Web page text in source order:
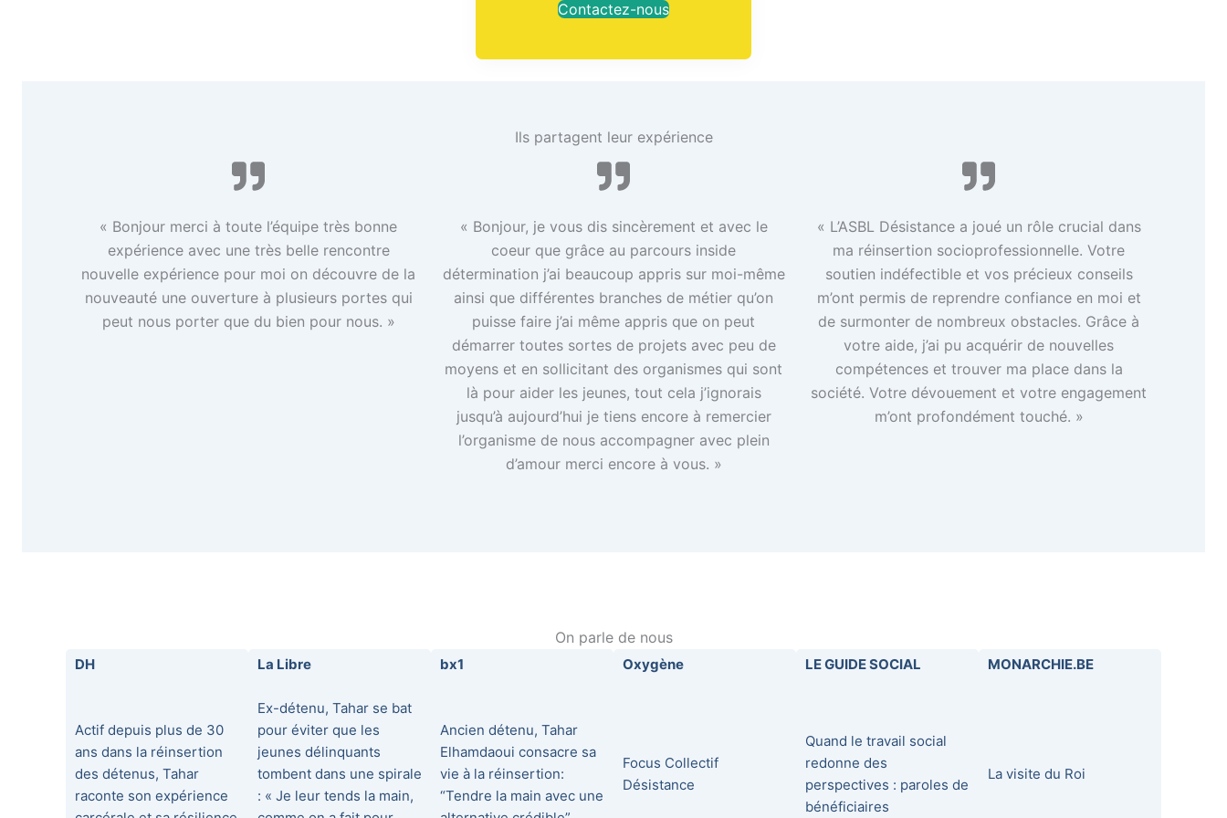
Contactez-nous
Ils partagent leur expérience
« Bonjour merci à toute l’équipe très bonne
expérience avec une très belle rencontre
nouvelle expérience pour moi on découvre de la
nouveauté une ouverture à plusieurs portes qui
peut nous porter que du bien pour nous. »
« Bonjour, je vous dis sincèrement et avec le
coeur que grâce au parcours inside
détermination j’ai beaucoup appris sur moi-même
ainsi que différentes branches de métier qu’on
puisse faire j’ai même appris que on peut
démarrer toutes sortes de projets avec peu de
moyens et en sollicitant des organismes qui sont
là pour aider les jeunes, tout cela j’ignorais
jusqu’à aujourd’hui je tiens encore à remercier
l’organisme de nous accompagner avec plein
d’amour merci encore à vous. »
« L’ASBL Désistance a joué un rôle crucial dans
ma réinsertion socioprofessionnelle. Votre
soutien indéfectible et vos précieux conseils
m’ont permis de reprendre confiance en moi et
de surmonter de nombreux obstacles. Grâce à
votre aide, j’ai pu acquérir de nouvelles
compétences et trouver ma place dans la
société. Votre dévouement et votre engagement
m’ont profondément touché. »
On parle de nous
DH
Actif depuis plus de 30
ans dans la réinsertion
des détenus, Tahar
raconte son expérience
La Libre
Ex-détenu, Tahar se bat
pour éviter que les
jeunes délinquants
tombent dans une spirale
: « Je leur tends la main,
bx1
Ancien détenu, Tahar
Elhamdaoui consacre sa
vie à la réinsertion:
“Tendre la main avec une
Oxygène
Focus Collectif
Désistance
LE GUIDE SOCIAL
Quand le travail social
redonne des
perspectives : paroles de
bénéficiaires
MONARCHIE.BE
La visite du Roi